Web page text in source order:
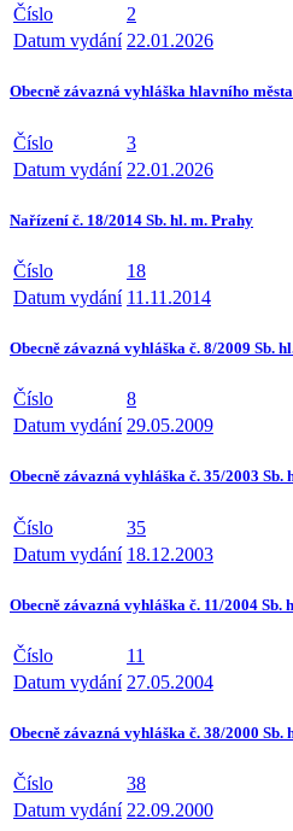
Číslo
2
Datum vydání 22.01.2026
Obecně závazná vyhláška hlavního
Číslo
3
Datum vydání 22.01.2026
Nařízení č. 18/2014 Sb. hl. m. Prahy
Číslo
18
Datum vydání 11.11.2014
Obecně závazná vyhláška č. 8/2009 Sb.
Číslo
8
Datum vydání 29.05.2009
Obecně závazná vyhláška č. 35/2003 Sb.
Číslo
35
Datum vydání 18.12.2003
Obecně závazná vyhláška č. 11/2004 Sb.
Číslo
11
Datum vydání 27.05.2004
Obecně závazná vyhláška č. 38/2000 Sb.
Číslo
38
Datum vydání 22.09.2000